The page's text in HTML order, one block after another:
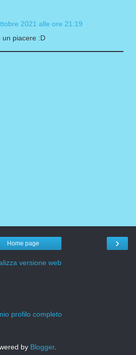
2021 alle ore 21:19
un piacere :D
›
Home page
versione web
profilo completo
by Blogger.